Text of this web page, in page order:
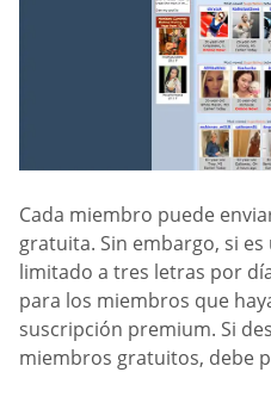
Cada miembro puede
gratuita. Sin embargo, si
limitado a tres letras por
para los miembros que
suscripción premium. Si
miembros gratuitos, debe